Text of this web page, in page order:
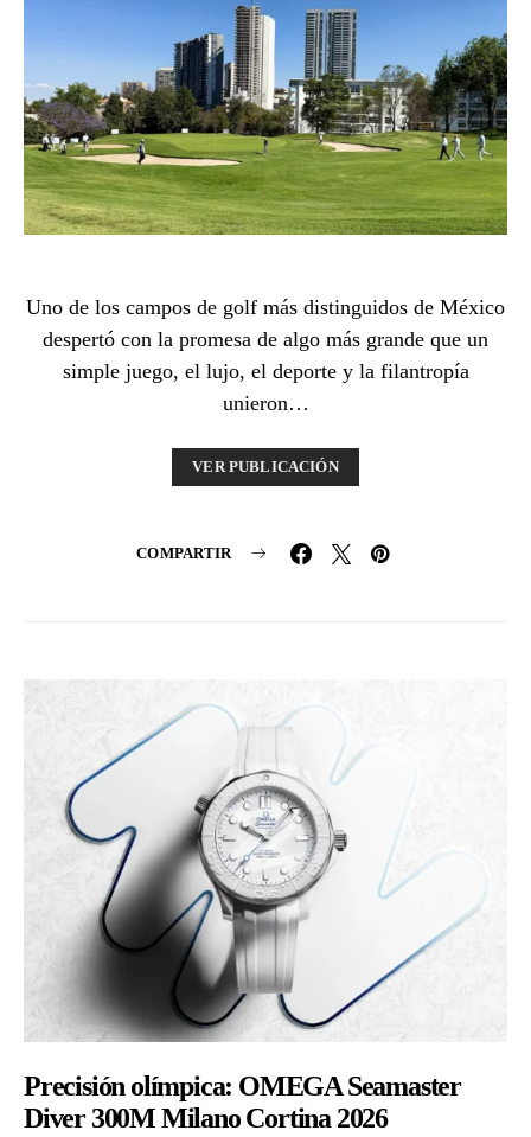
Uno de los campos de golf más distinguidos de México
despertó con la promesa de algo más grande que un
simple juego, el lujo, el deporte y la filantropía
unieron…
VER PUBLICACIÓN
COMPARTIR
Precisión olímpica: OMEGA Seamaster
Diver 300M Milano Cortina 2026